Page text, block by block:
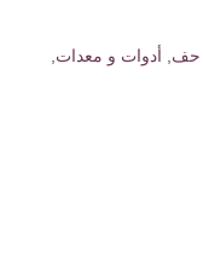
أدوات و معدات